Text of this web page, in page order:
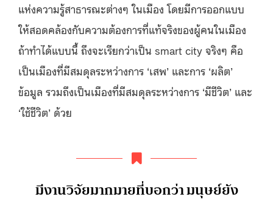
แห่งความรู้สาธารณะต่างๆ ในเมือง โดยมีการออกแบบ
ให้สอดคล้องกับความต้องการที่แท้จริงของผู้คนในเมือง
ถ้าทำได้แบบนี้ ถึงจะเรียกว่าเป็น smart city จริงๆ คือ
เป็นเมืองที่มีสมดุลระหว่างการ ‘เสพ’ และการ ‘ผลิต’
ข้อมูล รวมถึงเป็นเมืองที่มีสมดุลระหว่างการ ‘มีชีวิต’ และ
‘ใช้ชีวิต’ ด้วย
มีงานวิจัยมากมายที่บอกว่า มนุษย์ยัง